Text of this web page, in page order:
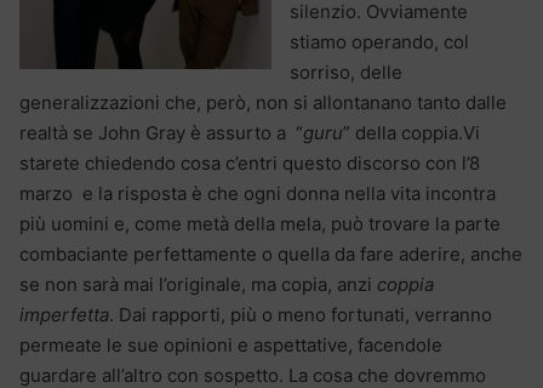
silenzio. Ovviamente
stiamo operando, col
sorriso, delle
generalizzazioni che, però, non si allontanano tanto dalle
realtà se John Gray è assurto a “guru” della coppia.Vi
starete chiedendo cosa c’entri questo discorso con l’8
marzo e la risposta è che ogni donna nella vita incontra
più uomini e, come metà della mela, può trovare la parte
combaciante perfettamente o quella da fare aderire, anche
se non sarà mai l’originale, ma copia, anzi coppia
imperfetta. Dai rapporti, più o meno fortunati, verranno
permeate le sue opinioni e aspettative, facendole
guardare all’altro con sospetto. La cosa che dovremmo